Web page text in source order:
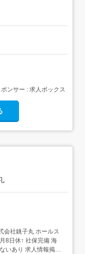
↓2ドライヘッドス
ポンサー : 求人ボックス
子丸 ホールス
情報掲載